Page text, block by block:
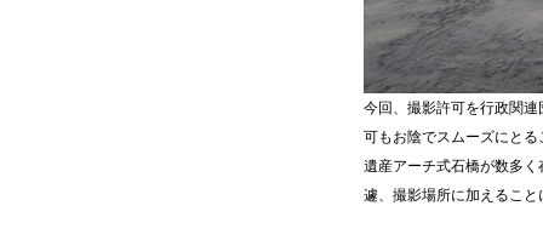
今回、撮影許可を行政関
可もお陰でスムーズにと
遺産アーチ式石橋が数多
遽、撮影場所に加えること